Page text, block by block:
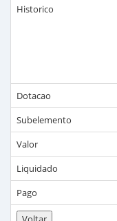
Historico
Dotacao
Subelemento
Valor
Liquidado
Pago